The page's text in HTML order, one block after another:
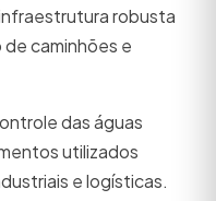
robusta
caminhões e
das águas
utilizados
e logísticas.